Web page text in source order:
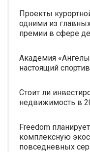
Проекты
одними из
премии в сфере
Академия
настоящий
Стоит ли
недвижимость в
Freedom
комплексную
повседневных